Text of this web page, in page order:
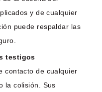
y de cualquier
puede respaldar las
testigos
contacto de cualquier
la colisión. Sus